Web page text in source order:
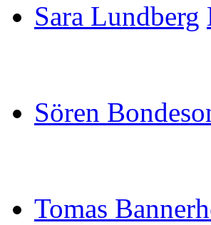
Sara Lundberg
Sören
Tomas